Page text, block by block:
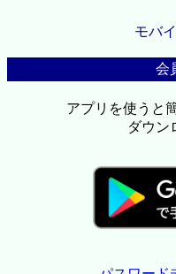
モバ
会
アプリを使うと
ダウン